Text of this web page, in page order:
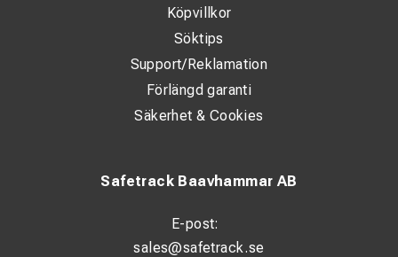
Safetrack Baavhammar AB
E-post:
sales@safetrack.se
Köpvillkor
Söktips
Support/Reklamation
Förlängd garanti
Säkerhet & Cookies